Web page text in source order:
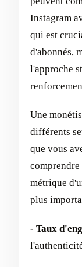
Instagram
qui est
d'abonnés,
l'approche
Une
différents
que vous
comprendre
métrique
plus
- Taux